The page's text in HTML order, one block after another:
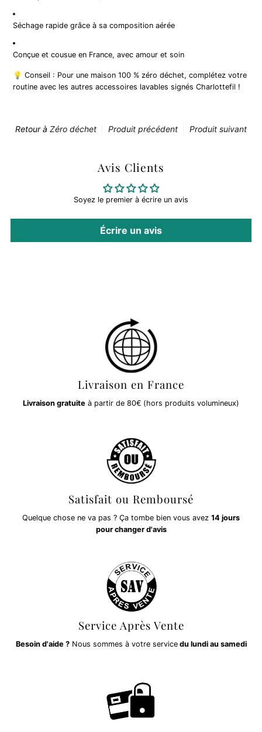
Séchage rapide grâce à sa composition aérée
Conçue et cousue en France, avec amour et soin
💡 Conseil : Pour une maison 100 % zéro déchet, complétez votre
routine avec les autres accessoires lavables signés Charlottefil !
Retour à Zéro déchet Produit précédent Produit suivant
Avis Clients
Soyez le premier à écrire un avis
Écrire un avis
Livraison en France
Livraison gratuite à partir de 80€ (hors produits volumineux)
Satisfait ou Remboursé
Quelque chose ne va pas ? Ça tombe bien vous avez 14 jours
pour changer d'avis
Service Après Vente
Besoin d'aide ?Nous sommes à votre servicedu lundi au samedi